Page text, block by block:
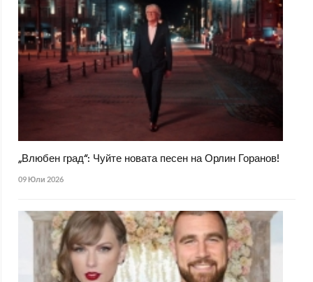
„Влюбен град“: Чуйте новата песен на Орлин Горанов!
09 Юли 2026